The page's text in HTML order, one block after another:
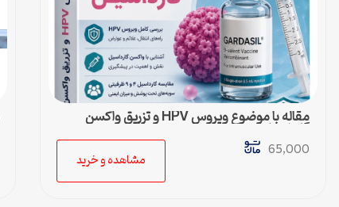
مقاله با موضوع ویروس HPV و تزریق واکسن
گارداسیل
65,000
مشاهده و خرید